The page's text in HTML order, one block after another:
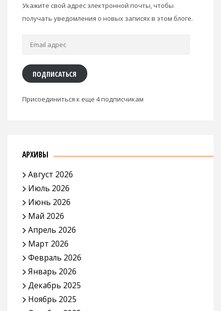
Укажите свой адрес электронной почты, чтобы
получать уведомления о новых записях в этом блоге.
Email
ПОДПИСАТЬСЯ
Присоединиться к еще 4 подписчикам
АРХИВЫ
Август 2026
Июль 2026
Июнь 2026
Май 2026
Апрель 2026
Март 2026
Февраль 2026
Январь 2026
Декабрь 2025
Ноябрь 2025